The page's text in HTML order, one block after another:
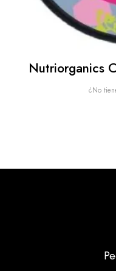
Nutriorganics
¿No